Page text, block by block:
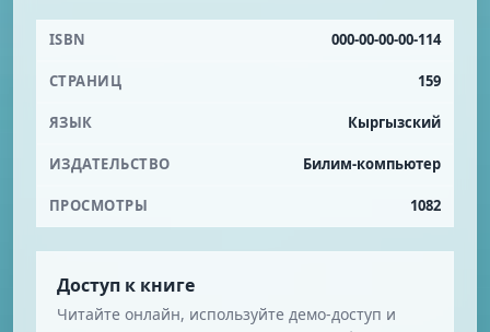
ISBN 000-00-00-00-114
СТРАНИЦ 159
ЯЗЫК Кыргызский
ИЗДАТЕЛЬСТВО Билим-компьютер
ПРОСМОТРЫ 1082
Доступ к книге
Читайте онлайн, используйте демо-доступ и